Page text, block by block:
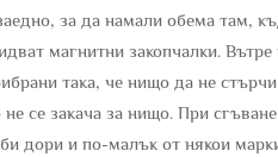
за да намали обема там,
магнитни закопчалки.
така, че нищо да не
не се закача за нищо. При
дори и по-малък от някои